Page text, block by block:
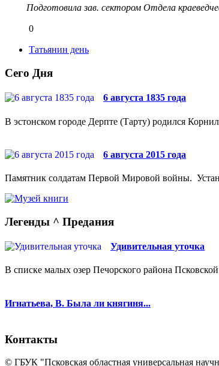
Подготовила зав. сектором Отдела
0
Татьянин день
Сего Дня
6 августа 1835 года
В эстонском городе Дерпте (Тарту) родился
6 августа 2015 года
Памятник солдатам Первой Мировой войны.
Легенды ^ Предания
Удивительная уточка
В списке малых озер Печорского района
Игнатьева, В. Была ли княгиня...
Контакты
© ГБУК "Псковская областная универсальная